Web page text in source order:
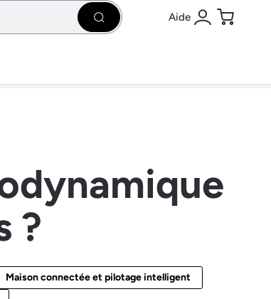
Rechercher Aide
Se connecter
Panier
?
Maison connectée et pilotage intelligent